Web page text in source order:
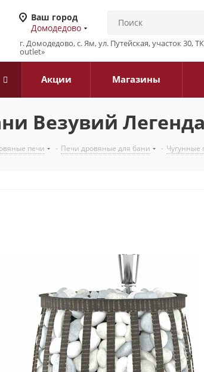
Ваш город
Домодедово
г. Домодедово, с. Ям, ул. Путейская, участок 30,
outlet»
Акции Магазины
Везувий
печи - Печи дровяные для бани - Чугунные